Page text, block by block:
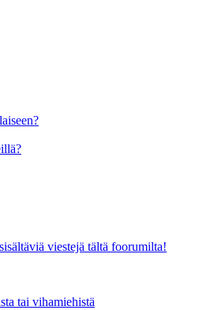
viestejä tältä foorumilta!
tai vihamiehistä